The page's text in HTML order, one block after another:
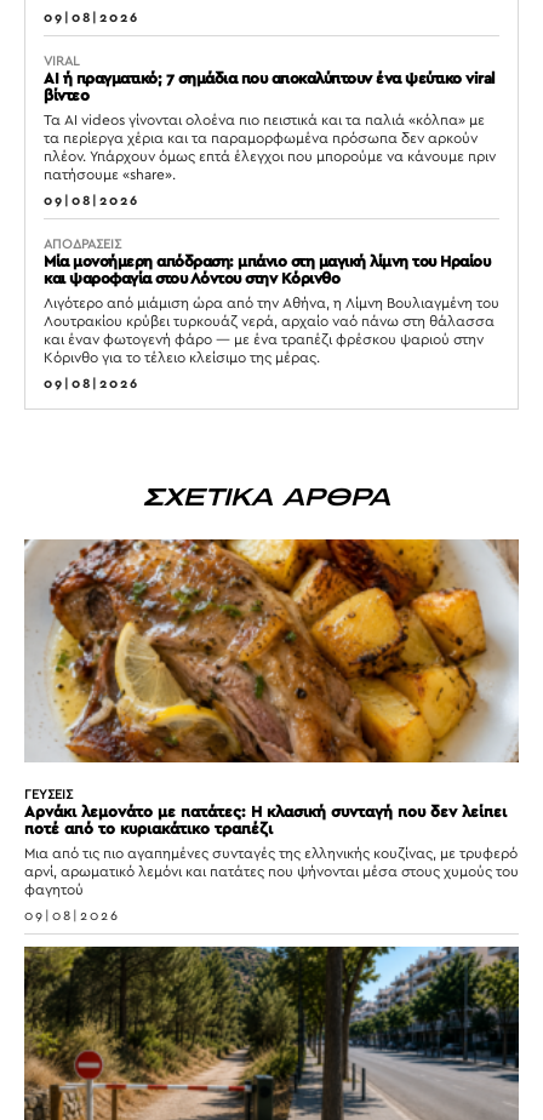
09|08|2026
VIRAL
AI ή πραγματικό; 7 σημάδια που αποκαλύπτουν ένα ψεύτικο viral
βίντεο
Τα AI videos γίνονται ολοένα πιο πειστικά και τα παλιά «κόλπα» με
τα περίεργα χέρια και τα παραμορφωμένα πρόσωπα δεν αρκούν
πλέον. Υπάρχουν όμως επτά έλεγχοι που μπορούμε να κάνουμε πριν
πατήσουμε «share».
09|08|2026
ΑΠΟΔΡΑΣΕΙΣ
Μία μονοήμερη απόδραση: μπάνιο στη μαγική λίμνη του Ηραίου
και ψαροφαγία στου Λόντου στην Κόρινθο
Λιγότερο από μιάμιση ώρα από την Αθήνα, η Λίμνη Βουλιαγμένη του
Λουτρακίου κρύβει τυρκουάζ νερά, αρχαίο ναό πάνω στη θάλασσα
και έναν φωτογενή φάρο — με ένα τραπέζι φρέσκου ψαριού στην
Κόρινθο για το τέλειο κλείσιμο της μέρας.
09|08|2026
ΣΧΕΤΙΚΑ ΑΡΘΡΑ
ΓΕΥΣΕΙΣ
Αρνάκι λεμονάτο με πατάτες: Η κλασική συνταγή που δεν λείπει
ποτέ από το κυριακάτικο τραπέζι
Μια από τις πιο αγαπημένες συνταγές της ελληνικής κουζίνας, με τρυφερό
αρνί, αρωματικό λεμόνι και πατάτες που ψήνονται μέσα στους χυμούς του
φαγητού
09|08|2026